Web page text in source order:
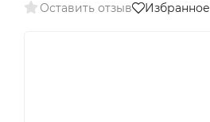
Оставить отзыв Избранное